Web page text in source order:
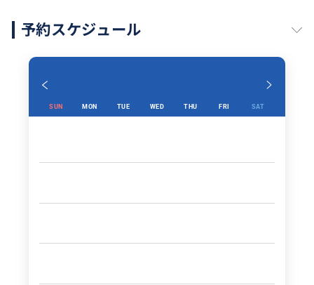
予約スケジュール
SUN MON TUE WED THU FRI SAT